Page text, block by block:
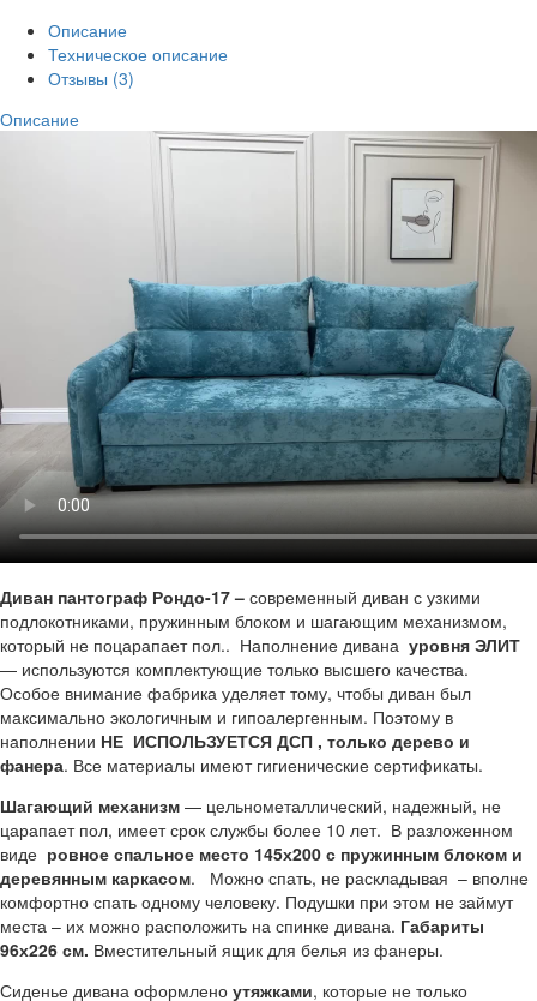
Описание
Техническое описание
Отзывы (3)
Описание
Диван пантограф Рондо-17 – современный диван с узкими
подлокотниками, пружинным блоком и шагающим механизмом,
который не поцарапает пол.. Наполнение дивана уровня ЭЛИТ
— используются комплектующие только высшего качества.
Особое внимание фабрика уделяет тому, чтобы диван был
максимально экологичным и гипоалергенным. Поэтому в
наполнении НЕ ИСПОЛЬЗУЕТСЯ ДСП , только дерево и
фанера. Все материалы имеют гигиенические сертификаты.
Шагающий механизм — цельнометаллический, надежный, не
царапает пол, имеет срок службы более 10 лет. В разложенном
виде ровное спальное место 145х200 с пружинным блоком и
деревянным каркасом. Можно спать, не раскладывая – вполне
комфортно спать одному человеку. Подушки при этом не займут
места – их можно расположить на спинке дивана. Габариты
96х226 см. Вместительный ящик для белья из фанеры.
Сиденье дивана оформлено утяжками, которые не только